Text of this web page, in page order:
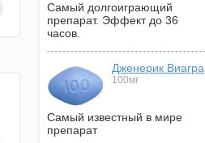
Самый долгоиграющий
препарат. Эффект до 36
часов.
Дженерик Виагра
100мг
Самый известный в мире
препарат